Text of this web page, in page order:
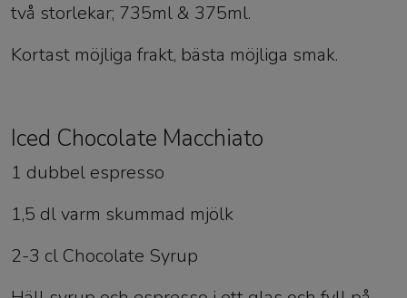
två storlekar; 735ml & 375ml.
Kortast möjliga frakt, bästa möjliga smak.
Iced Chocolate Macchiato
1 dubbel espresso
1,5 dl varm skummad mjölk
2-3 cl Chocolate Syrup